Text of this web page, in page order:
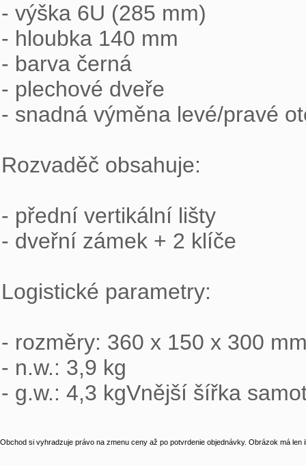
- výška 6U (285 mm)
- hloubka 140 mm
- barva černá
- plechové dveře
- snadná výměna levé/pravé
Rozvaděč obsahuje:
- přední vertikální lišty
- dveřní zámek + 2 klíče
Logistické parametry:
- rozměry: 360 x 150 x 300
- n.w.: 3,9 kg
- g.w.: 4,3 kgVnější šířka
Obchod si vyhradzuje právo na zmenu ceny až po potvrdenie objednávky. Obrázok má len